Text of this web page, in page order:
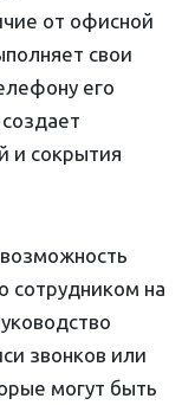
от офисной
свои
его
и сокрытия
сотрудником на
звонков или
могут быть